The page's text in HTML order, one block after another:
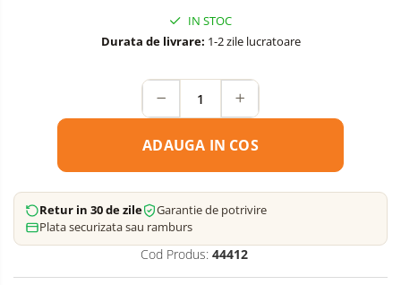
IN STOC
Durata de livrare: 1-2 zile lucratoare
ADAUGA IN COS
Retur in 30 de zile
Garantie de potrivire
Plata securizata sau ramburs
Cod Produs: 44412